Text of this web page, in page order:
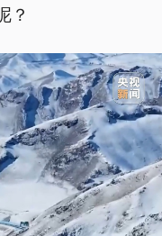
？